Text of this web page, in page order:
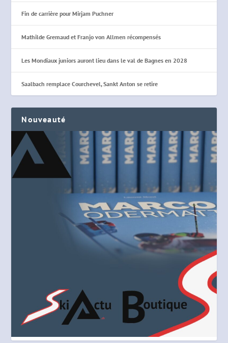
Fin de carrière pour Mirjam Puchner
Mathilde Gremaud et Franjo von Allmen récompensés
Les Mondiaux juniors auront lieu dans le val de Bagnes en 2028
Saalbach remplace Courchevel, Sankt Anton se retire
Nouveauté